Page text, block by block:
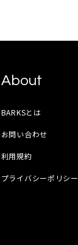
About
BARKSとは
お問い合わせ
利用規約
プライバシーポリシー